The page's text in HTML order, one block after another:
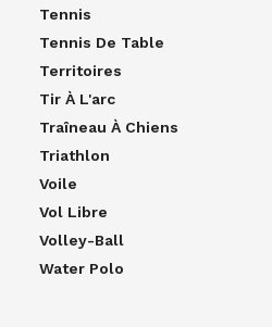
Tennis
Tennis De Table
Territoires
Tir À L'arc
Traîneau À Chiens
Triathlon
Voile
Vol Libre
Volley-Ball
Water Polo